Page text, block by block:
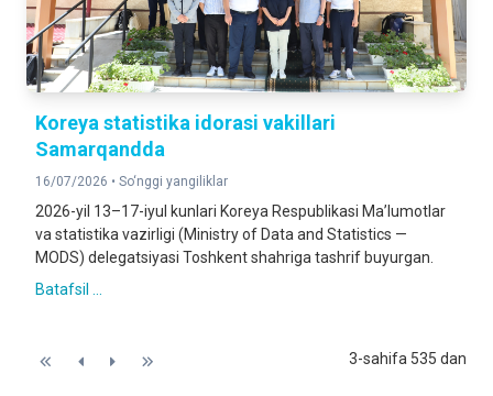
Koreya statistika idorasi vakillari
Samarqandda
16/07/2026 • So‘nggi yangiliklar
2026-yil 13–17-iyul kunlari Koreya Respublikasi Ma’lumotlar
va statistika vazirligi (Ministry of Data and Statistics —
MODS) delegatsiyasi Toshkent shahriga tashrif buyurgan.
Batafsil ...
3-sahifa 535 dan